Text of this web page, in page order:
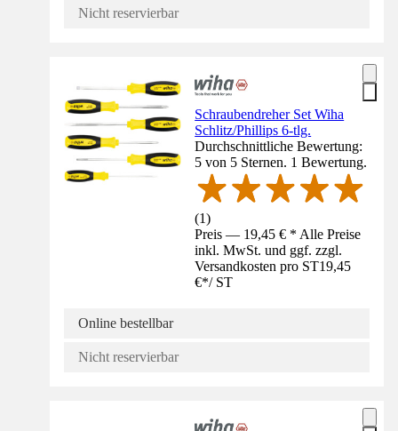
Nicht reservierbar
Schraubendreher Set Wiha
Schlitz/Phillips 6-tlg.
Durchschnittliche Bewertung:
5 von 5 Sternen. 1 Bewertung.
(1)
Preis — 19,45 € * Alle Preise
inkl. MwSt. und ggf. zzgl.
Versandkosten pro ST19,45
€*/ ST
Online bestellbar
Nicht reservierbar